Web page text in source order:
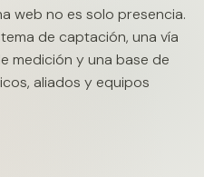
web no es solo presencia.
de captación, una vía
medición y una base de
aliados y equipos